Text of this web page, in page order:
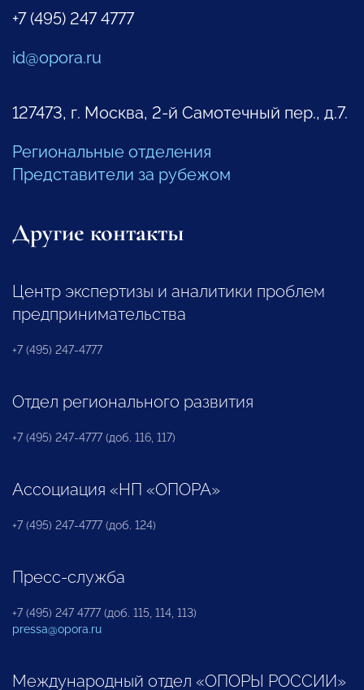
+7 (495) 247 4777
id@opora.ru
127473, г. Москва, 2-й Самотечный пер., д.7.
Региональные отделения
Представители за рубежом
Другие контакты
Центр экспертизы и аналитики проблем
предпринимательства
+7 (495) 247-4777
Отдел регионального развития
+7 (495) 247-4777 (доб. 116, 117)
Ассоциация «НП «ОПОРА»
+7 (495) 247-4777 (доб. 124)
Пресс-служба
+7 (495) 247 4777 (доб. 115, 114, 113)
pressa@opora.ru
Международный отдел «ОПОРЫ РОССИИ»